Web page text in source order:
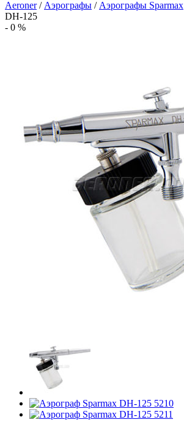
Aeroner/ Аэрографы / Аэрографы Sparmax
DH-125
- 0 %